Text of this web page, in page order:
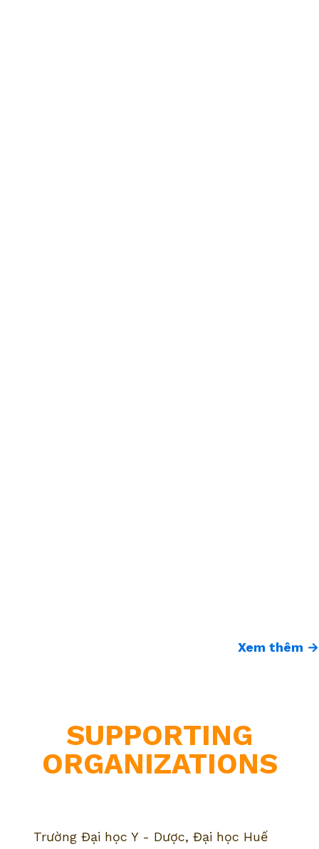
Xem thêm →
SUPPORTING
ORGANIZATIONS
Trường Đại học Y - Dược, Đại học Huế